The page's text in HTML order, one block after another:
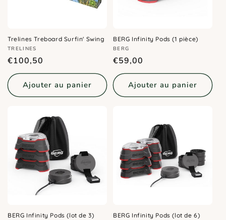
Trelines Treboard Surfin' Swing
Distributeur :
TRELINES
Prix
habituel
€100,50
Ajouter au panier
BERG Infinity Pods (1 pièce)
Distributeur :
BERG
Prix
habituel
€59,00
Ajouter au panier
BERG Infinity Pods (lot de 3) BERG Infinity Pods (lot de 6)